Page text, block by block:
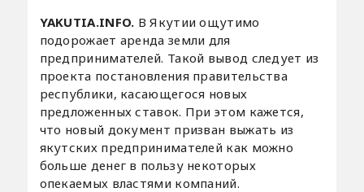
YAKUTIA.INFO. В Якутии ощутимо
подорожает аренда земли для
предпринимателей. Такой вывод следует из
проекта постановления правительства
республики, касающегося новых
предложенных ставок. При этом кажется,
что новый документ призван выжать из
якутских предпринимателей как можно
больше денег в пользу некоторых
опекаемых властями компаний.